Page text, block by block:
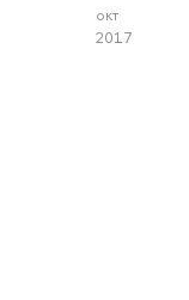
окт
2017